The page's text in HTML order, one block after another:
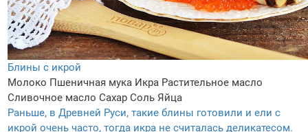
Блины с икрой
Молоко Пшеничная мука Икра Растительное масло
Сливочное масло Сахар Соль Яйца
Раньше, в Древней Руси, такие блины готовили и ели с
икрой очень часто, тогда икра не считалась деликатесом.